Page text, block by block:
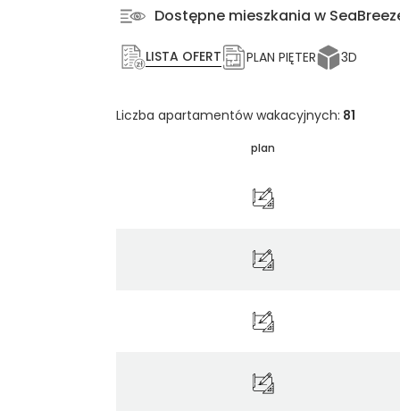
Dostępne mieszkania w
LISTA OFERT PLAN PIĘTER 3D
Liczba apartamentów wakacyjnych: 81
plan